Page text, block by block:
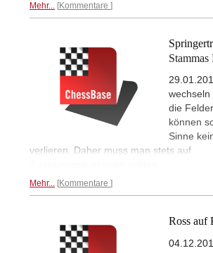
Mehr... Kommentare
Stammas
wechseln
die
können
Sinne
verlieren. Daher muss man stets auf
Mehr... Kommentare
Ross auf